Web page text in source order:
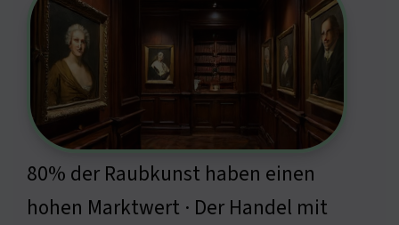
80% der Raubkunst haben einen
hohen Marktwert · Der Handel mit